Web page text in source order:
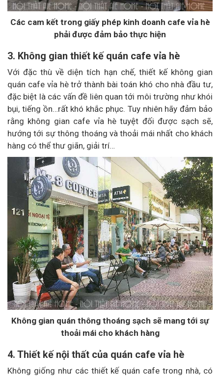
Các cam kết trong giấy phép kinh doanh cafe vỉa hè
phải được đảm bảo thực hiện
3. Không gian thiết kế quán cafe vỉa hè
Với đặc thù về diện tích hạn chế, thiết kế không gian
quán cafe vỉa hè trở thành bài toán khó cho nhà đầu tư,
đặc biệt là các vấn đề liên quan tới môi trường như khói
bụi, tiếng ồn…rất khó khắc phục. Tuy nhiên hãy đảm bảo
rằng không gian cafe vỉa hè tuyệt đối được sạch sẽ,
hướng tới sự thông thoáng và thoải mái nhất cho khách
hàng có thể thư giãn, giải trí…
Không gian quán thông thoáng sạch sẽ mang tới sự
thoải mái cho khách hàng
4. Thiết kế nội thất của quán cafe vỉa hè
Không giống như các thiết kế quán cafe trong nhà, có